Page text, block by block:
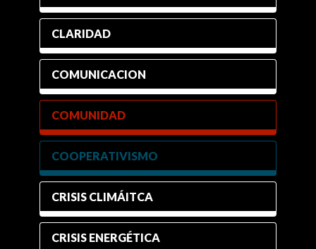
CLARIDAD
COMUNICACION
COMUNIDAD
COOPERATIVISMO
CRISIS CLIMÁITCA
CRISIS ENERGÉTICA